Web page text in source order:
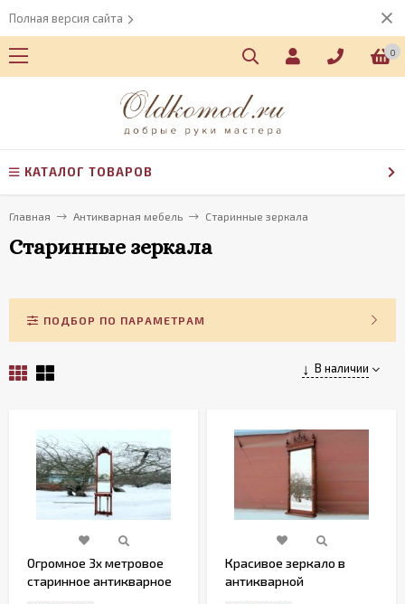
Полная версия сайта
0
КАТАЛОГ ТОВАРОВ
Главная Антикварная мебель Старинные зеркала
Старинные зеркала
ПОДБОР ПО ПАРАМЕТРАМ
В наличии
Огромное 3х метровое
старинное антикварное
Красивое зеркало в
антикварной